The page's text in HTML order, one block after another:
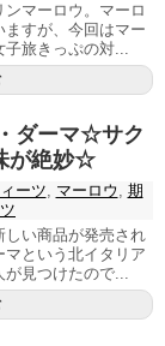
マーロウ。マーロ
すが、今回はマー
子旅きっぷの対...
ダーマ☆サク
が絶妙☆
ーツ, マーロウ , 期
しい商品が発売され
という北イタリア
が見つけたので...